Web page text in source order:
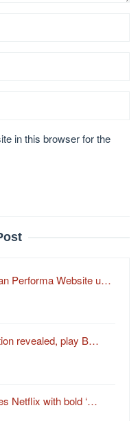
in this browser for the
Performa Website u…
revealed, play B…
Netflix with bold ‘…